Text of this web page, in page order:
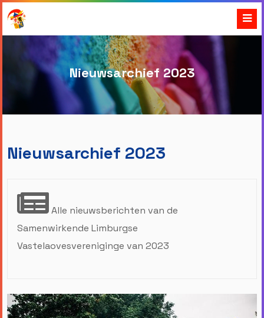
Nieuwsarchief 2023
Nieuwsarchief 2023
Alle nieuwsberichten van de
Samenwirkende Limburgse
Vastelaovesvereniginge van 2023